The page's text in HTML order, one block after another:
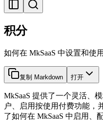
积分
如何在 MkSaaS 中设置和使
复制 Markdown 打开
MkSaaS 提供了一个灵活、
户、启用按使用付费功能，
了如何在 MkSaaS 中启用、